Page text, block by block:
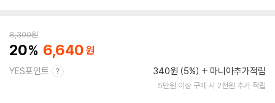
8,300원
20 6,640
YES포인트 340원 (5%) 마니아추가적립
5만원 이상 구매 시 2천원 추가 적립